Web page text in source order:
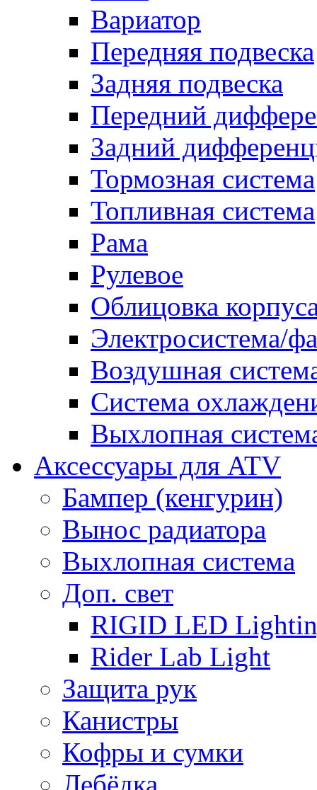
Вариатор
Передняя подвеска
Задняя подвеска
Передний
Задний
Тормозная система
Топливная система
Рама
Рулевое
Облицовка
Электросистема/
Воздушная
Система
Выхлопная
Аксессуары для ATV
Бампер (кенгурин)
Вынос радиатора
Выхлопная система
Доп. свет
RIGID LED
Rider Lab Light
Защита рук
Канистры
Кофры и сумки
Лебёдка